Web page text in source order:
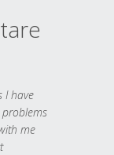
I have
me